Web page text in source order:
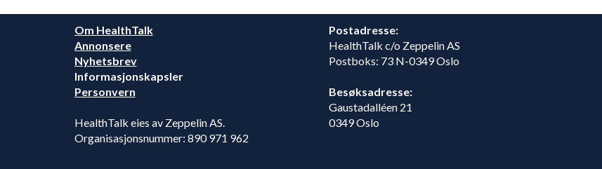
Om HealthTalk
Annonsere
Nyhetsbrev
Informasjonskapsler
Personvern
HealthTalk eies av Zeppelin AS.
Organisasjonsnummer: 890 971 962
Postadresse:
HealthTalk c/o Zeppelin AS
Postboks: 73 N-0349 Oslo
Besøksadresse:
Gaustadalléen 21
0349 Oslo